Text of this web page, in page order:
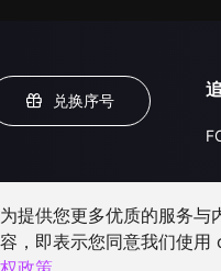
兑换序号
为提供您更多优质的服务
容，即表示您同意我们使